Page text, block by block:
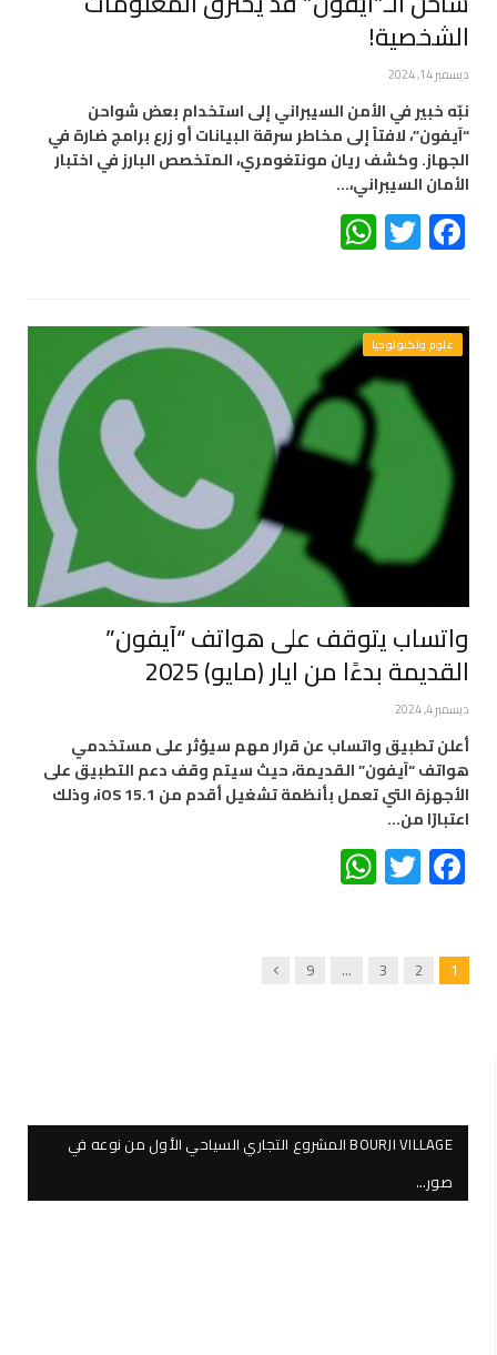
الشخصية!
ديسمبر 14, 2024
نبّه خبير في الأمن السيبراني إلى استخدام بعض شواحن
“آيفون”، لافتاً إلى مخاطر سرقة البيانات أو زرع برامج ضارة في
الجهاز. وكشف ريان مونتغومري، المتخصص البارز في اختبار
الأمان السيبراني،…
Facebook
Twitter
علوم وتكنولوجيا
واتساب يتوقف على هواتف “آيفون”
القديمة بدءًا من ايار (مايو) 2025
ديسمبر 4, 2024
أعلن تطبيق واتساب عن قرار مهم سيؤثر على مستخدمي
هواتف “آيفون” القديمة، حيث سيتم وقف دعم التطبيق على
الأجهزة التي تعمل بأنظمة تشغيل أقدم من iOS 15.1، وذلك
اعتبارًا من…
Facebook
Twitter
1
2
3
…
9
Next
BOURJI VILLAGE المشروع التجاري السياحي الأول من نوعه في
صور…